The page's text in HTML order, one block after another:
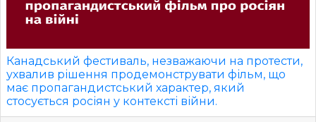
Канадський фестиваль, незважаючи на протести,
ухвалив рішення продемонструвати фільм, що
має пропагандистський характер, який
стосується росіян у контексті війни.